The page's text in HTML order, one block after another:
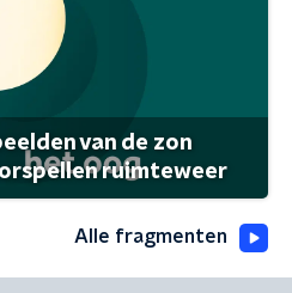
van de zon
ruimteweer
Alle fragmenten